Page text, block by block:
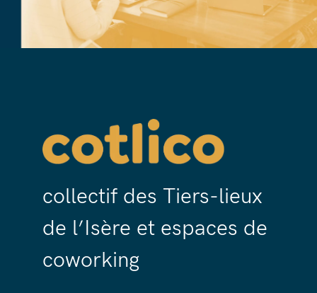
collectif des Tiers-lieux
de l’Isère et espaces de
coworking